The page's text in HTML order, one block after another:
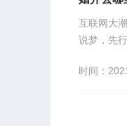
互联网大
说梦，先
时间：